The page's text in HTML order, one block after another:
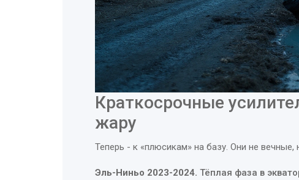
Краткосрочные
жару
Теперь - к «плюсикам» на базу. Они не
Эль-Ниньо 2023-2024. Тёплая фаза в